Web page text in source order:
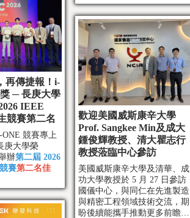
讀專家人生，感受知識的力
量。
再傳捷報！i-
─ 長庚大學
IEEE
競賽第二名
競賽專上
庚大學榮
辦第二屆 2026
賽第二名佳
歡迎美國威斯康辛大學
Prof. Sangkee Min及成大
鍾俊輝教授、清大瞿志行
教授蒞臨中心參訪
美國威斯康辛大學及清華、成
功大學教授於 5 月 27 日參訪
國儀中心，與同仁在先進製造
與精密工程領域技術交流，期
盼後續能攜手推動更多前瞻技